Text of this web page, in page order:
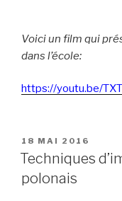
Voici un film qui
dans l’école:
https://youtu.be/
PUBLIÉ
LE
18 MAI 2016
Techniques
polonais